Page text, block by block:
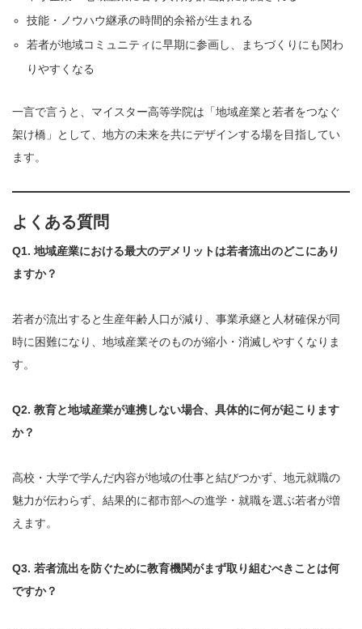
技能・ノウハウ継承の時間的余裕が生まれる
若者が地域コミュニティに早期に参画し、まちづくりにも関わ
りやすくなる
一言で言うと、マイスター高等学院は「地域産業と若者をつなぐ
架け橋」として、地方の未来を共にデザインする場を目指してい
ます。
よくある質問
Q1. 地域産業における最大のデメリットは若者流出のどこにあり
ますか？
若者が流出すると生産年齢人口が減り、事業承継と人材確保が同
時に困難になり、地域産業そのものが縮小・消滅しやすくなりま
す。
Q2. 教育と地域産業が連携しない場合、具体的に何が起こります
か？
高校・大学で学んだ内容が地域の仕事と結びつかず、地元就職の
魅力が伝わらず、結果的に都市部への進学・就職を選ぶ若者が増
えます。
Q3. 若者流出を防ぐために教育機関がまず取り組むべきことは何
ですか？